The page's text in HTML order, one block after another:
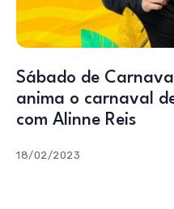
Sábado de
anima o carnaval
com Alinne Reis
18/02/2023